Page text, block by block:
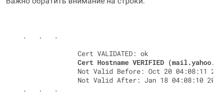
  .   .   .
                Cert VALIDATED: ok
Cert Hostname VERIFIED
Not Valid Before: Oct 20 04:08:11
Not Valid After: Jan 18 04:08:10
  .   .   .